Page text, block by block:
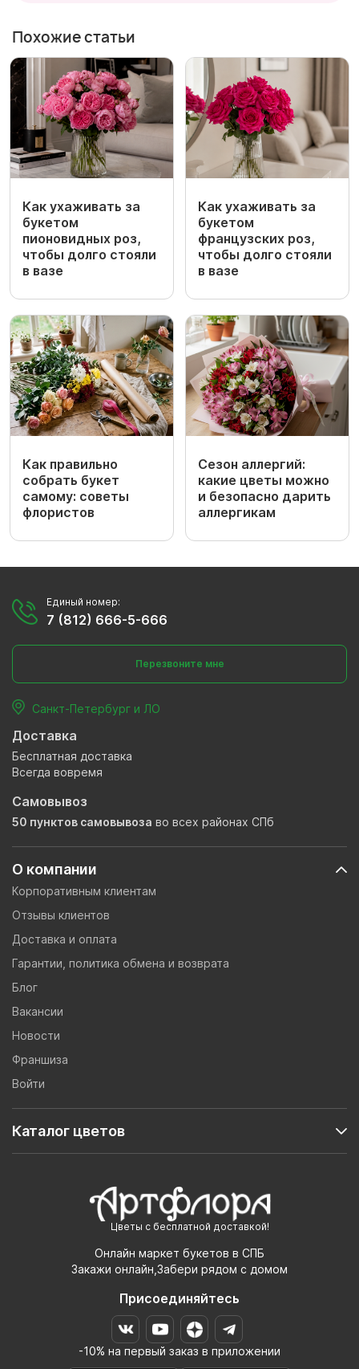
Похожие статьи
Как ухаживать за
букетом
пионовидных роз,
чтобы долго стояли
в вазе
Как ухаживать за
букетом
французских роз,
чтобы долго стояли
в вазе
Как правильно
собрать букет
самому: советы
флористов
Сезон аллергий:
какие цветы можно
и безопасно дарить
аллергикам
Цветы с бесплатной доставкой!
Онлайн маркет букетов в СПБ
Закажи онлайн,Забери рядом с домом
Присоединяйтесь
-10% на первый заказ в приложении
О компании
Корпоративным клиентам
Отзывы клиентов
Доставка и оплата
Гарантии, политика обмена и возврата
Блог
Вакансии
Новости
Франшиза
Войти
Каталог цветов
Единый номер:
7 (812) 666-5-666
Перезвоните мне
Санкт-Петербург и ЛО
Доставка
Бесплатная доставка
Всегда вовремя
Самовывоз
50 пунктов самовывоза во всех районах СПб